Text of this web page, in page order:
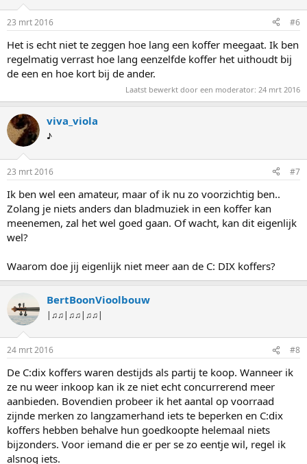
23 mrt 2016 #6
Het is echt niet te zeggen hoe lang een koffer meegaat. Ik ben
regelmatig verrast hoe lang eenzelfde koffer het uithoudt bij
de een en hoe kort bij de ander.
Laatst bewerkt door een moderator: 24 mrt 2016
viva_viola
♪
23 mrt 2016 #7
Ik ben wel een amateur, maar of ik nu zo voorzichtig ben..
Zolang je niets anders dan bladmuziek in een koffer kan
meenemen, zal het wel goed gaan. Of wacht, kan dit eigenlijk
wel?
Waarom doe jij eigenlijk niet meer aan de C: DIX koffers?
BertBoonVioolbouw
|♫♫|♫♫|♫♫|
24 mrt 2016 #8
De C:dix koffers waren destijds als partij te koop. Wanneer ik
ze nu weer inkoop kan ik ze niet echt concurrerend meer
aanbieden. Bovendien probeer ik het aantal op voorraad
zijnde merken zo langzamerhand iets te beperken en C:dix
koffers hebben behalve hun goedkoopte helemaal niets
bijzonders. Voor iemand die er per se zo eentje wil, regel ik
alsnog iets.